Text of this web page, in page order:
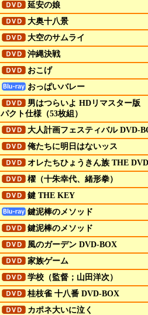
延安の娘
大奥十八景
大空のサムライ
沖縄決戦
おこげ
おっぱいバレー
男はつらいよ HDリマスター版
パクト仕様（53枚組）
大人計画フェスティバル DVD-
俺たちに明日はないッス
オレたちひょうきん族 THE DVD
櫂（十朱幸代、緒形拳）
鍵 THE KEY
鍵泥棒のメソッド
鍵泥棒のメソッド
風のガーデン DVD-BOX
家族ゲーム
学校（監督；山田洋次）
桂枝雀 十八番 DVD-BOX
カポネ大いに泣く